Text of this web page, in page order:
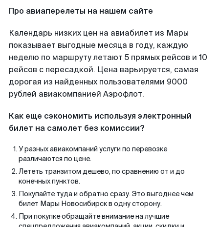
Про авиаперелеты на нашем сайте
Календарь низких цен на авиабилет из Мары
показывает выгодные месяца в году, каждую
неделю по маршруту летают 5 прямых рейсов и 10
рейсов с пересадкой. Цена варьируется, самая
дорогая из найденных пользователями 9000
рублей авиакомпанией Аэрофлот.
Как еще сэкономить используя электронный
билет на самолет без комиссии?
У разных авиакомпаний услуги по перевозке
различаются по цене.
Лететь транзитом дешево, по сравнению от и до
конечных пунктов.
Покупайте туда и обратно сразу. Это выгоднее чем
билет Мары Новосибирск в одну сторону.
При покупке обращайте внимание на лучшие